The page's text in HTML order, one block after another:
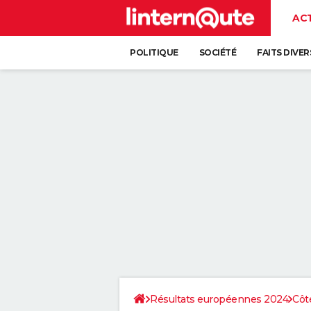
POLITIQUE SOCIÉTÉ FAITS
Résultats européennes 2024